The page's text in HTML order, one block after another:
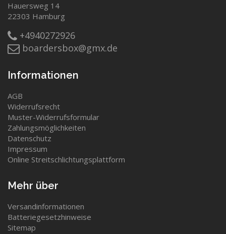
Hauersweg 14
22303 Hamburg
+4940272926
boardersbox@gmx.de
Informationen
AGB
Widerrufsrecht
Muster-Widerrufsformular
Zahlungsmöglichkeiten
Datenschutz
Impressum
Online Streitschlichtungsplattform
Mehr über
Versandinformationen
Batteriegesetzhinweise
Sitemap